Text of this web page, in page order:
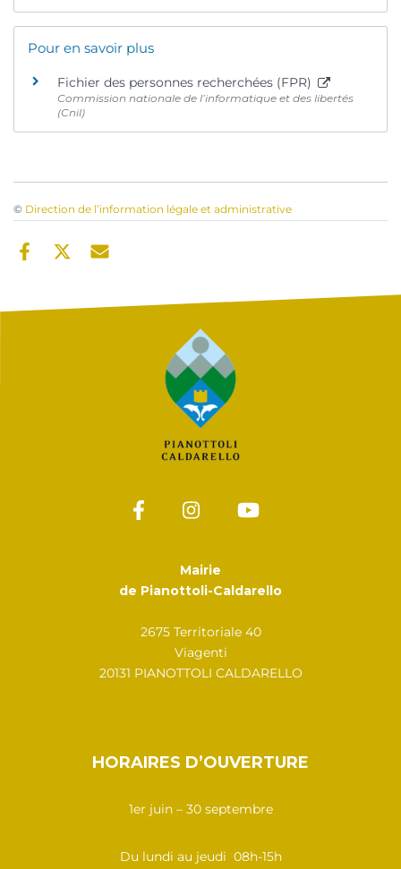
Pour en savoir plus
Fichier des personnes recherchées (FPR)
Commission nationale de l’informatique et des libertés
(Cnil)
© Direction de l’information légale et administrative
Mairie
de Pianottoli-Caldarello
2675 Territoriale 40
Viagenti
20131 PIANOTTOLI CALDARELLO
HORAIRES D’OUVERTURE
1er juin – 30 septembre
Du lundi au jeudi 08h-15h